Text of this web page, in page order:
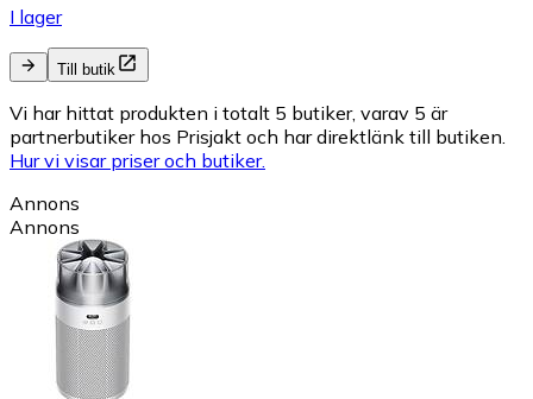
I lager
Till butik
Vi har hittat produkten i totalt 5 butiker, varav 5 är
partnerbutiker hos Prisjakt och har direktlänk till butiken.
Hur vi visar priser och butiker.
Annons
Annons